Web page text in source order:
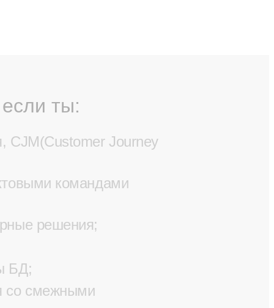
ты:
CJM(Customer Journey
командами
решения;
БД;
со смежными